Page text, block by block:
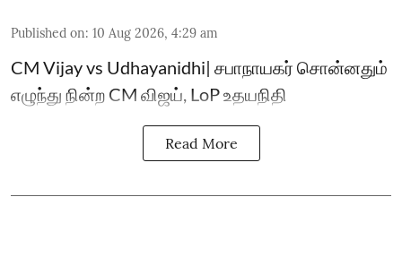
Published on: 10 Aug 2026, 4:29 am
CM Vijay vs Udhayanidhi| சபாநாயகர் சொன்னதும்
எழுந்து நின்ற CM விஜய், LoP உதயநிதி
Read More